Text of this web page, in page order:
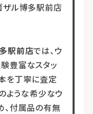
ザル博多駅前店
駅前店では、ウ
豊富なスタッ
を丁寧に査定
ような希少なウ
、付属品の有無